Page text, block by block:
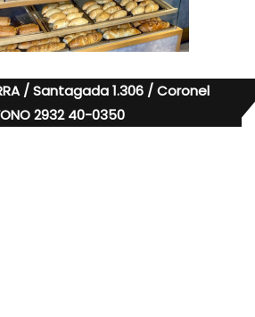
/ Santagada 1.306 / Coronel
2932 40-0350